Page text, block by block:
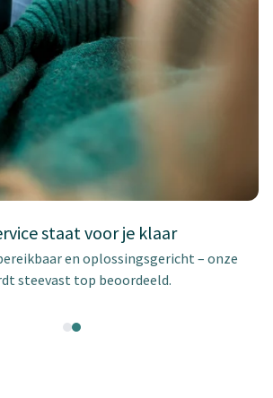
staat voor je klaar
en oplossingsgericht – onze
steevast top beoordeeld.